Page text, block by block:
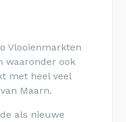
Vlooienmarkten
waaronder ook
met heel veel
Maarn.
als nieuwe